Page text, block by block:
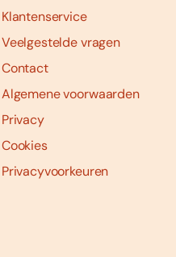
Klantenservice
Veelgestelde vragen
Contact
Algemene voorwaarden
Privacy
Cookies
Privacyvoorkeuren